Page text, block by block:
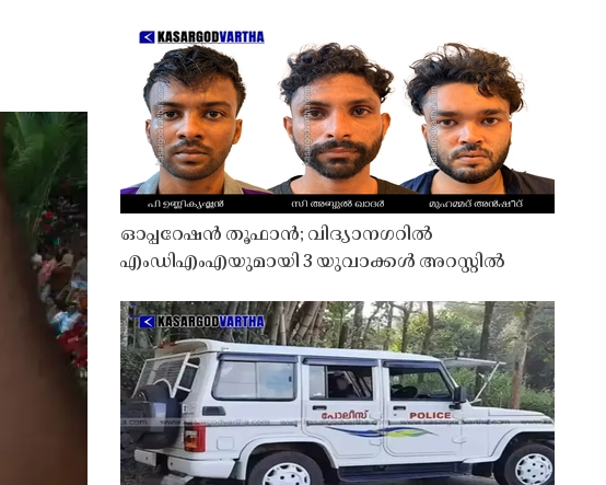
ഓപ്പറേഷൻ തൂഫാൻ; വിദ്യാനഗറിൽ
എംഡിഎംഎയുമായി 3 യുവാക്കൾ അറസ്റ്റിൽ